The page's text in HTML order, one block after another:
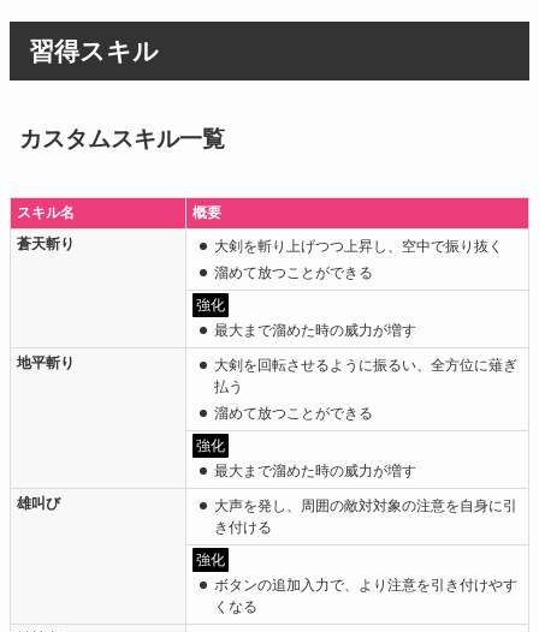
習得スキル
カスタムスキル一覧
スキル名
概要
蒼天斬り
大剣を斬り上げつつ上昇し、空中で振り抜く
溜めて放つことができる
強化
最大まで溜めた時の威力が増す
地平斬り
大剣を回転させるように振るい、全方位に薙ぎ
払う
溜めて放つことができる
強化
最大まで溜めた時の威力が増す
雄叫び
大声を発し、周囲の敵対対象の注意を自身に引
き付ける
強化
ボタンの追加入力で、より注意を引き付けやす
くなる